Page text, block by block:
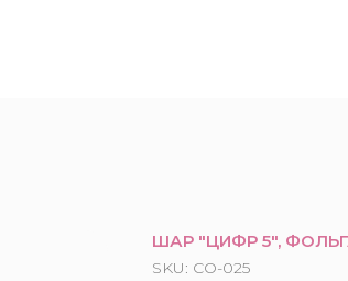
ШАР "ЦИФР 5",
SKU: CO-025